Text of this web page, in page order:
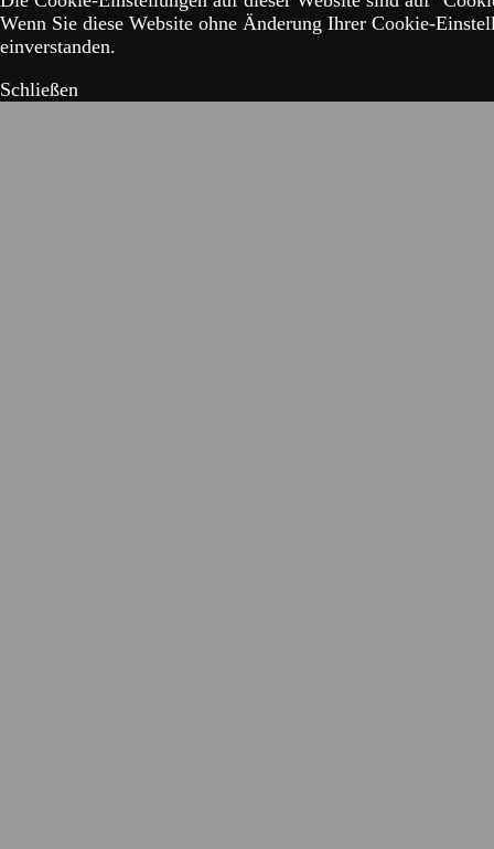
Wenn Sie diese Website ohne Änderung Ihrer Cookie-
einverstanden.
Schließen